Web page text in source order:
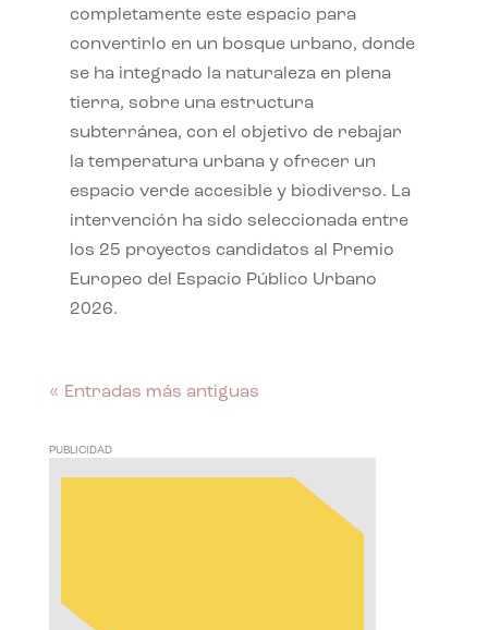
completamente este espacio para
convertirlo en un bosque urbano, donde
se ha integrado la naturaleza en plena
tierra, sobre una estructura
subterránea, con el objetivo de rebajar
la temperatura urbana y ofrecer un
espacio verde accesible y biodiverso. La
intervención ha sido seleccionada entre
los 25 proyectos candidatos al Premio
Europeo del Espacio Público Urbano
2026.
« Entradas más antiguas
PUBLICIDAD